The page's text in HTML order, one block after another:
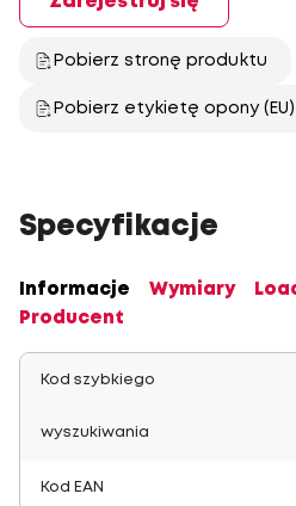
Pobierz stronę produktu
Pobierz etykietę opony (EU)
Specyfikacje
Informacje Wymiary
Producent
Kod szybkiego
wyszukiwania
Kod EAN